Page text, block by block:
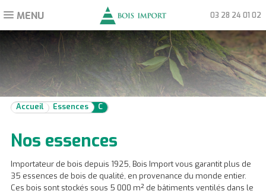
Toggle
MENU 03 28 24 01 02
Accueil Essences C
Nos essences
Importateur de bois depuis 1925, Bois Import vous garantit plus de
35 essences de bois de qualité, en provenance du monde entier.
Ces bois sont stockés sous 5 000 m² de bâtiments ventilés dans le